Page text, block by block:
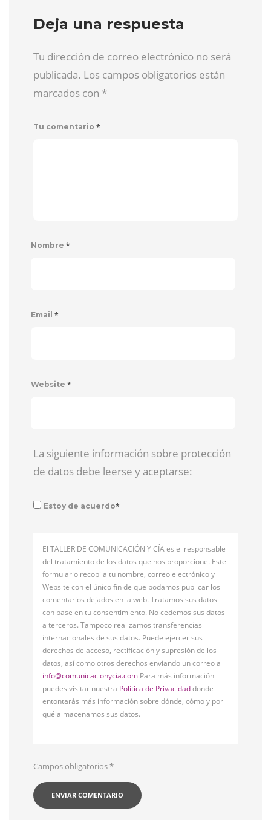
Deja una respuesta
Tu dirección de correo electrónico no será
publicada. Los campos obligatorios están
marcados con *
Tu comentario *
Nombre *
Email *
Website *
La siguiente información sobre protección
de datos debe leerse y aceptarse:
Estoy de acuerdo*
El TALLER DE COMUNICACIÓN Y CÍA es el responsable
del tratamiento de los datos que nos proporcione. Este
formulario recopila tu nombre, correo electrónico y
Website con el único fin de que podamos publicar los
comentarios dejados en la web. Tratamos sus datos
con base en tu consentimiento. No cedemos sus datos
a terceros. Tampoco realizamos transferencias
internacionales de sus datos. Puede ejercer sus
derechos de acceso, rectificación y supresión de los
datos, así como otros derechos enviando un correo a
info@comunicacionycia.com Para más información
puedes visitar nuestra Política de Privacidaddonde
entontarás más información sobre dónde, cómo y por
qué almacenamos sus datos.
Campos obligatorios*